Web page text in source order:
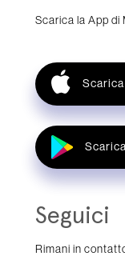
Scarica la App di
Seguici
Rimani in